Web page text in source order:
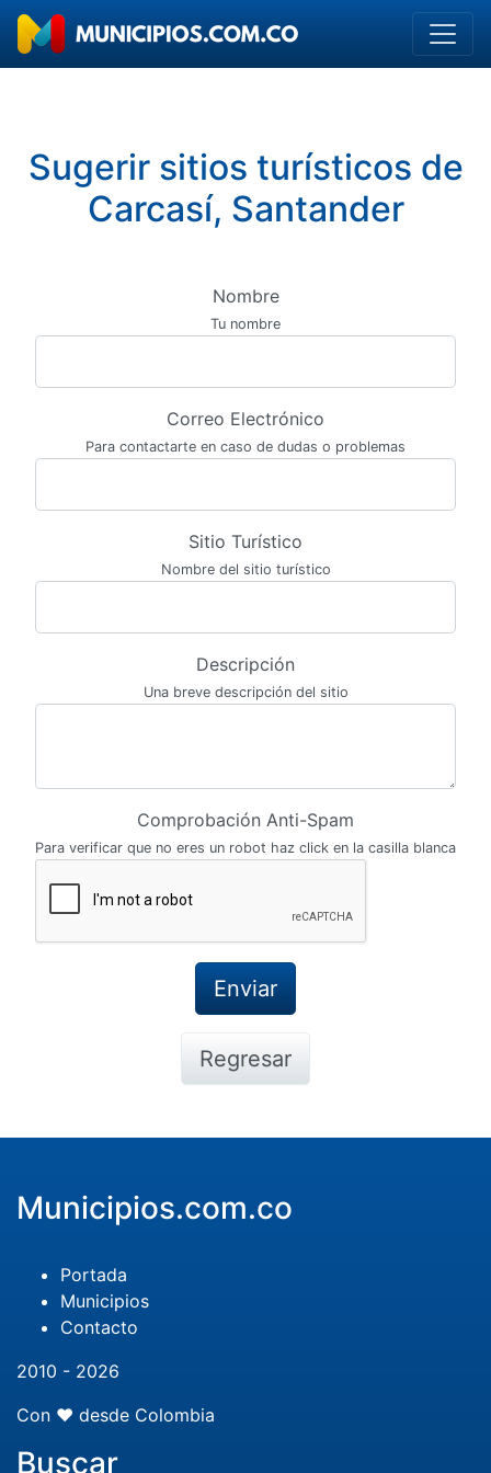
Sugerir sitios turísticos de
Carcasí, Santander
Nombre
Tu nombre
Correo Electrónico
Para contactarte en caso de dudas o problemas
Sitio Turístico
Nombre del sitio turístico
Descripción
Una breve descripción del sitio
Comprobación Anti-Spam
Para verificar que no eres un robot haz click en la casilla blanca
Regresar
Municipios.com.co
Portada
Municipios
Contacto
2010 - 2026
Con ❤️ desde Colombia
Buscar